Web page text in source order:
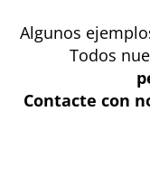
Algunos
Todos
Contacte con